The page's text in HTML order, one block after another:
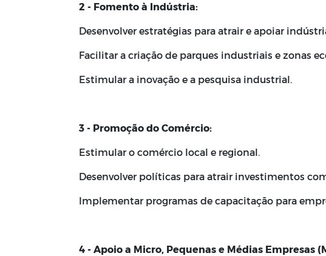
2 - Fomento à Indústria:
Desenvolver estratégias para atrair e apoiar
Facilitar a criação de parques industriais e zonas
Estimular a inovação e a pesquisa industrial.
3 - Promoção do Comércio:
Estimular o comércio local e regional.
Desenvolver políticas para atrair investimentos
Implementar programas de capacitação para
4 - Apoio a Micro, Pequenas e Médias Empresas